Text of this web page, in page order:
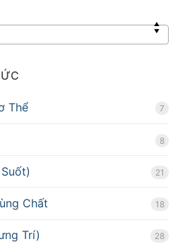
Thể 7
8
21
Chất 18
Trí) 28